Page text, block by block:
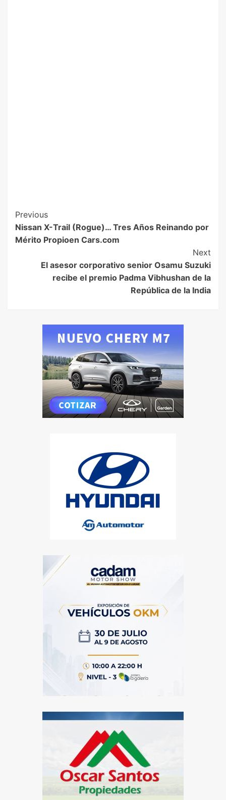
Previous
Nissan X-Trail (Rogue)… Tres Años Reinando por
Mérito Propioen Cars.com
Next
El asesor corporativo senior Osamu Suzuki
recibe el premio Padma Vibhushan de la
República de la India